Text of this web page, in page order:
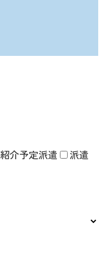
紹介予定派遣
派遣